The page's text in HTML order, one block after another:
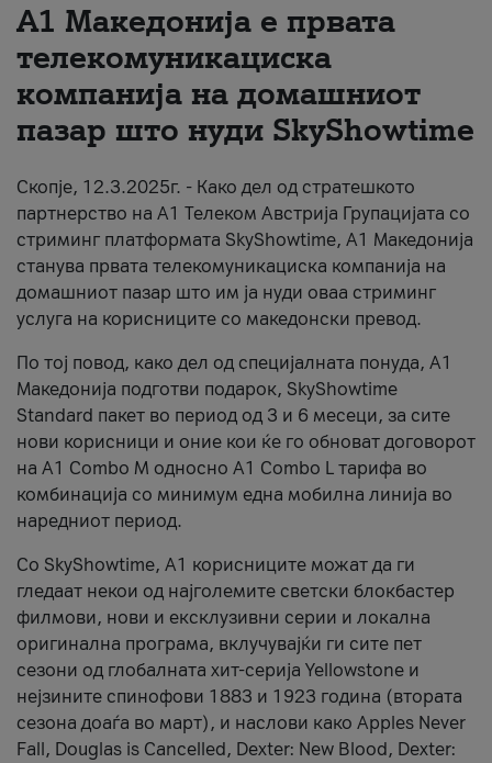
#ПодобарОнлајн
А1 Македонија е првата
телекомуникациска
компанија на домашниот
пазар што нуди SkyShowtime
Скопје, 12.3.2025г. - Како дел од стратешкото
партнерство на А1 Телеком Австрија Групацијата со
стриминг платформата SkyShowtime, А1 Македонија
станува првата телекомуникациска компанија на
домашниот пазар што им ја нуди оваа стриминг
услуга на корисниците со македонски превод.
По тој повод, како дел од специјалната понуда, А1
Македонија подготви подарок, SkyShowtime
Standard пакет во период од 3 и 6 месеци, за сите
нови корисници и оние кои ќе го обноват договорот
на А1 Combo M односно А1 Combo L тарифа во
комбинација со минимум една мобилна линија во
наредниот период.
Со SkyShowtime, А1 корисниците можат да ги
гледаат некои од најголемите светски блокбастер
филмови, нови и ексклузивни серии и локална
оригинална програма, вклучувајќи ги сите пет
сезони од глобалната хит-серија Yellowstone и
нејзините спинофови 1883 и 1923 година (втората
сезона доаѓа во март), и наслови како Apples Never
Fall, Douglas is Cancelled, Dexter: New Blood, Dexter: